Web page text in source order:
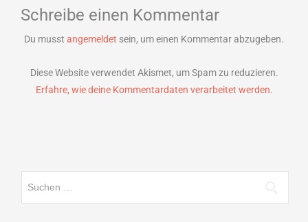
Schreibe einen Kommentar
Du musst angemeldet sein, um einen Kommentar abzugeben.
Diese Website verwendet Akismet, um Spam zu reduzieren.
Erfahre, wie deine Kommentardaten verarbeitet werden.